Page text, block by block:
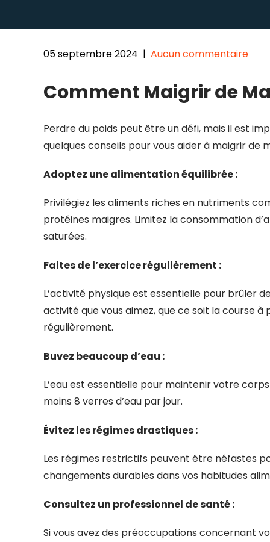
05 septembre 2024 | Aucun commentaire
Comment Maigrir de
Perdre du poids peut être un défi, mais il est
quelques conseils pour vous aider à maigrir de
Adoptez une alimentation équilibrée :
Privilégiez les aliments riches en nutriments
protéines maigres. Limitez la consommation
saturées.
Faites de l’exercice régulièrement :
L’activité physique est essentielle pour brûler
activité que vous aimez, que ce soit la course
régulièrement.
Buvez beaucoup d’eau :
L’eau est essentielle pour maintenir votre
moins 8 verres d’eau par jour.
Évitez les régimes drastiques :
Les régimes restrictifs peuvent être néfastes
changements durables dans vos habitudes
Consultez un professionnel de santé :
Si vous avez des préoccupations concernant